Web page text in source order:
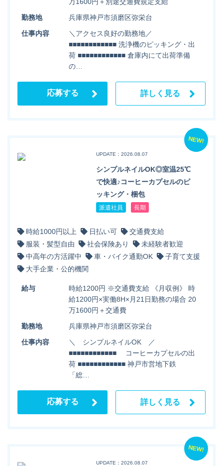
勤務地
兵庫県神戸市須磨区弥栄台
仕事内容
＼アクセス良好の勤務地／
■■■■■■■■■■■■ 洗浄機のピッキング・出
荷 ■■■■■■■■■■■■ 倉庫内にて出荷準備
の…
応募する 詳しく見る
NEW!
UPDATE：2026.08.07
シンプルネイルOK◎室温25℃
で快適♪コーヒーカプセルのピ
ッキング・梱包
派遣社員 長期
時給1000円以上 日払い可
交通費支給
服装・髪型自由
社会保険あり
未経験者歓迎
中高年の方活躍中
車・バイク通勤OK
子育て支援
大手企業・公的機関
給与
時給1200円 ※交通費支給 《月収例》 時
給1200円×実働8H×月21日勤務の場合 20
万1600円＋交通費
勤務地
兵庫県神戸市須磨区弥栄台
仕事内容
＼ シンプルネイルOK ／
■■■■■■■■■■■■ コーヒーカプセルの出
荷 ■■■■■■■■■■■■ 神戸市営地下鉄
「総…
応募する 詳しく見る
NEW!
UPDATE：2026.08.07